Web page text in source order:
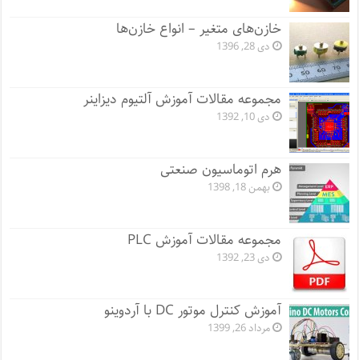
خازن‌های متغیر – انواع خازن‌ها
دی 28, 1396
مجموعه مقالات آموزش آلتیوم دیزاینر
دی 10, 1392
هرم اتوماسیون صنعتی
بهمن 18, 1398
مجموعه مقالات آموزش PLC
دی 23, 1392
آموزش کنترل موتور DC با آردوینو
مرداد 26, 1399